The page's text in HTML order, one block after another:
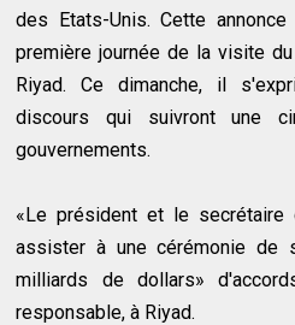
des Etats-Unis. Cette
première journée de la visite
Riyad. Ce dimanche, il
discours qui suivront une
gouvernements.
«Le président et le secrétaire
assister à une cérémonie de
milliards de dollars»
responsable, à Riyad.